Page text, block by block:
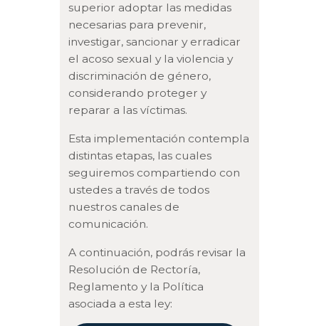
superior adoptar las medidas
necesarias para prevenir,
investigar, sancionar y erradicar
el acoso sexual y la violencia y
discriminación de género,
considerando proteger y
reparar a las víctimas.
Esta implementación contempla
distintas etapas, las cuales
seguiremos compartiendo con
ustedes a través de todos
nuestros canales de
comunicación.
A continuación, podrás revisar la
Resolución de Rectoría,
Reglamento y la Política
asociada a esta ley: